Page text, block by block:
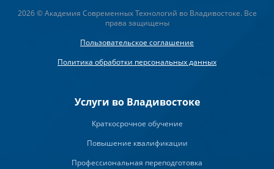
2026 © Академия Современных Технологий во Владивостоке. Все
права защищены
Пользовательское соглашение
Политика обработки персональных данных
Услуги во Владивостоке
Краткосрочное обучение
Повышение квалификации
Профессиональная переподготовка